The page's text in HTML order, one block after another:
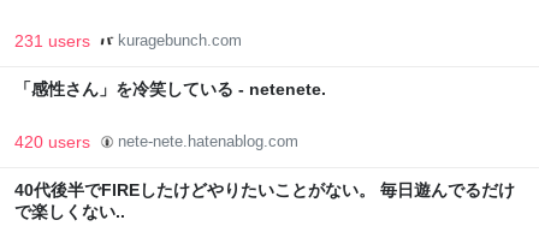
231 users kuragebunch.com
「感性さん」を冷笑している - netenete.
420 users nete-nete.hatenablog.com
40代後半でFIREしたけどやりたいことがない。 毎日遊んでるだけ
で楽しくない..